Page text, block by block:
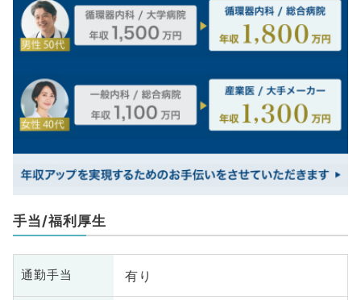
手当/福利厚生
通勤手当 有り